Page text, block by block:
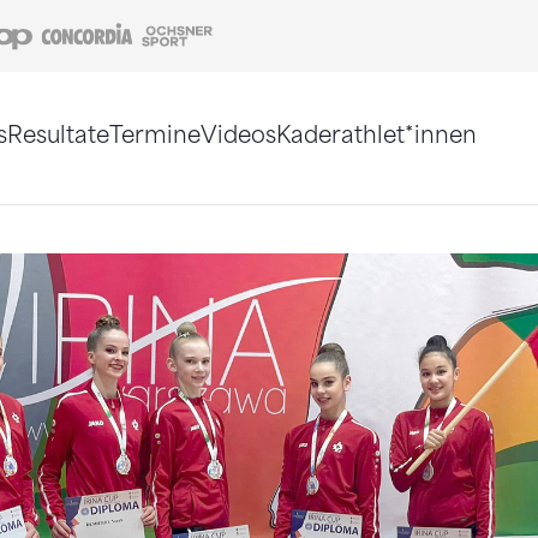
Coop Concordia
ResultateTermineVideosKaderathlet*innen